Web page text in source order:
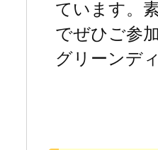
ています。
でぜひご参
グリーンデ